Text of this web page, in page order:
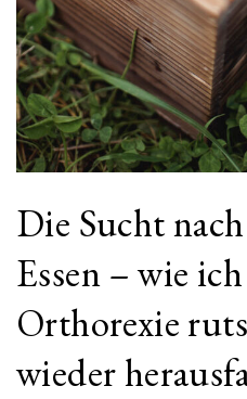
Die Sucht
Essen – wie
Orthorexie
wieder